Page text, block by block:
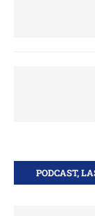
PODCAST,